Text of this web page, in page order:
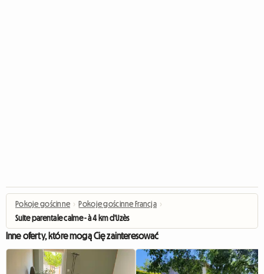
Pokoje gościnne › Pokoje gościnne Francja ›
Suite parentale calme - à 4 km d'Uzès
Inne oferty, które mogą Cię zainteresować